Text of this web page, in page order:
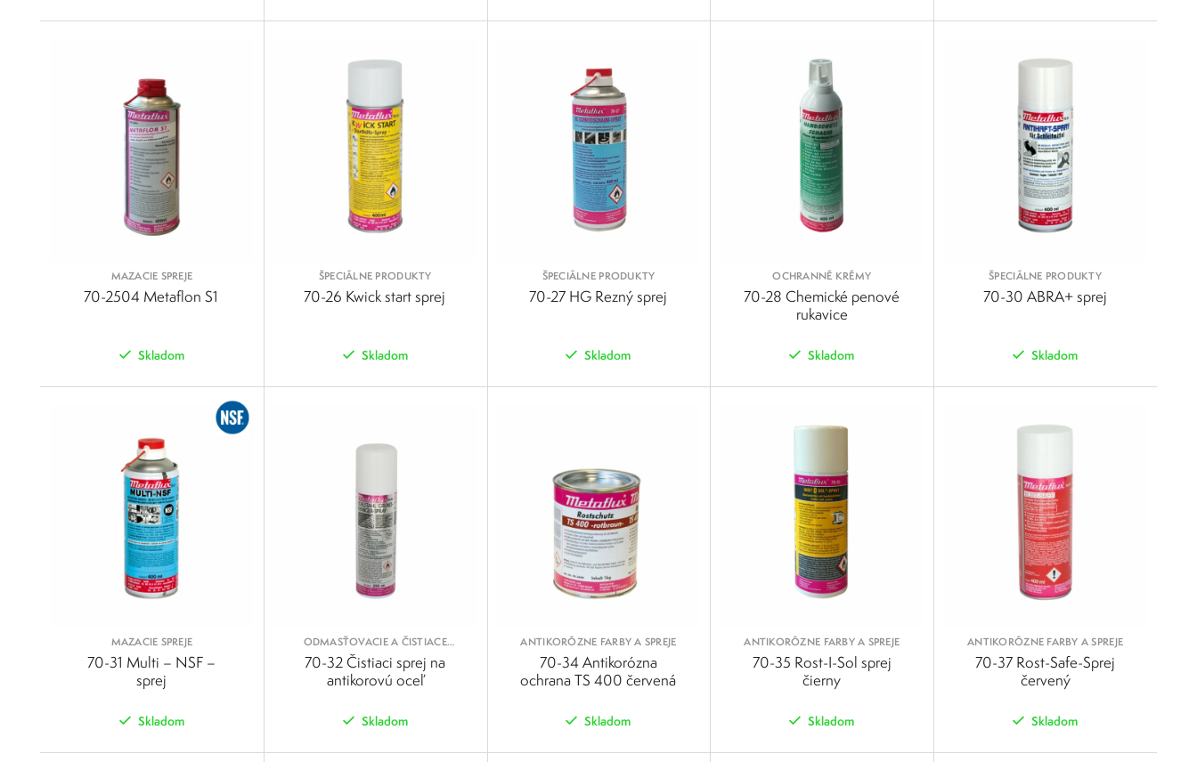
MAZACIE SPREJE
70-2504 Metaflon S1
Skladom
ŠPECIÁLNE PRODUKTY
70-26 Kwick start sprej
Skladom
ŠPECIÁLNE PRODUKTY
70-27 HG Rezný sprej
Skladom
OCHRANNÉ KRÉMY
70-28 Chemické penové
rukavice
Skladom
ŠPECIÁLNE PRODUKTY
70-30 ABRA+ sprej
Skladom
MAZACIE SPREJE
70-31 Multi – NSF –
sprej
Skladom
ODMASŤOVACIE A ČISTIACE
SPREJE
70-32 Čistiaci sprej na
antikorovú oceľ
Skladom
ANTIKORÓZNE FARBY A SPREJE
70-34 Antikorózna
ochrana TS 400 červená
Skladom
ANTIKORÓZNE FARBY A SPREJE
70-35 Rost-I-Sol sprej
čierny
Skladom
ANTIKORÓZNE FARBY A SPREJE
70-37 Rost-Safe-Sprej
červený
Skladom